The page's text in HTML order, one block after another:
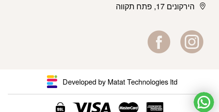
הירקונים 17, פתח תקווה
Developed by Matat Technologies ltd